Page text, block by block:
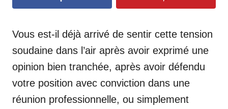
Vous est-il déjà arrivé de sentir cette tension
soudaine dans l’air après avoir exprimé une
opinion bien tranchée, après avoir défendu
votre position avec conviction dans une
réunion professionnelle, ou simplement